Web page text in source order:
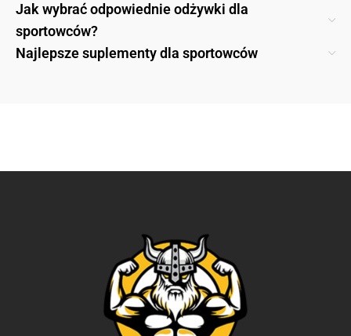
Jak wybrać odpowiednie odżywki dla
sportowców?
Najlepsze suplementy dla sportowców